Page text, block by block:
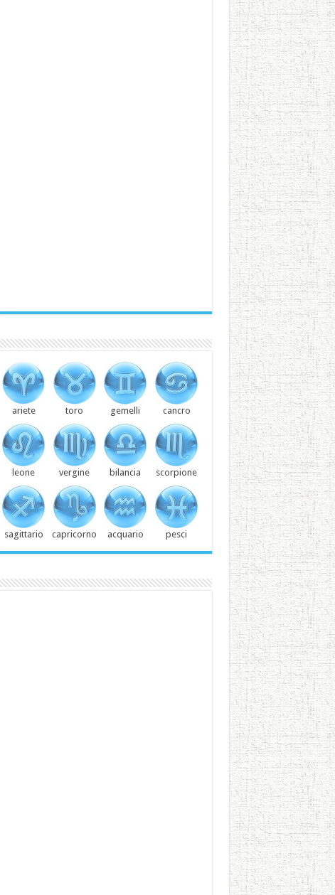
ariete toro gemelli cancro
leone vergine bilancia scorpione
sagittario capricorno acquario pesci